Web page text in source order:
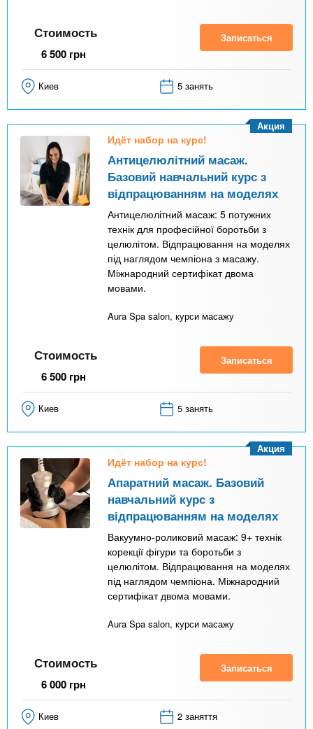
к
а
)
Стоимость
6 500 грн
Записаться
Киев 5 занять
Идёт набор на курс!
Антицелюлітний масаж.
Базовий навчальний курс з
відпрацюванням на моделях
Антицелюлітний масаж: 5 потужних
технік для професійної боротьби з
целюлітом. Відпрацювання на моделях
під наглядом чемпіона з масажу.
Міжнародний сертифікат двома
мовами.
Aura Spa salon, курси масажу
Акция
Стоимость
6 500 грн
Записаться
Киев 5 занять
Идёт набор на курс!
Апаратний масаж. Базовий
навчальний курс з
відпрацюванням на моделях
Вакуумно-роликовий масаж: 9+ технік
корекції фігури та боротьби з
целюлітом. Відпрацювання на моделях
під наглядом чемпіона. Міжнародний
сертифікат двома мовами.
Aura Spa salon, курси масажу
Акция
Стоимость
6 000 грн
Записаться
Киев 2 заняття